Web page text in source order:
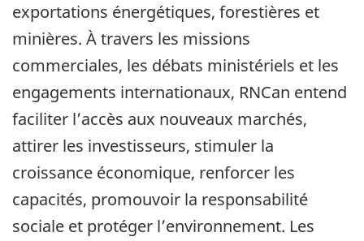
exportations énergétiques, forestières et
minières. À travers les missions
commerciales, les débats ministériels et les
engagements internationaux, RNCan entend
faciliter l’accès aux nouveaux marchés,
attirer les investisseurs, stimuler la
croissance économique, renforcer les
capacités, promouvoir la responsabilité
sociale et protéger l’environnement. Les